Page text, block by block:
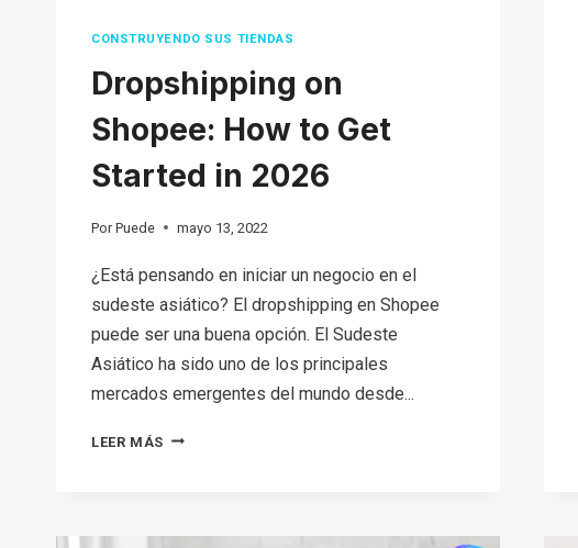
CONSTRUYENDO SUS TIENDAS
Dropshipping on
Shopee: How to Get
Started in 2026
Por Puede mayo 13, 2022
¿Está pensando en iniciar un negocio en el
sudeste asiático? El dropshipping en Shopee
puede ser una buena opción. El Sudeste
Asiático ha sido uno de los principales
mercados emergentes del mundo desde...
LEER MÁS DROPSHIPPING